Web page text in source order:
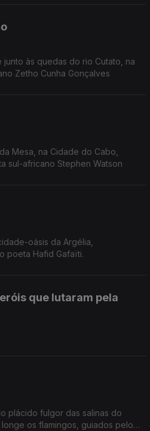
às quedas do rio Cutato, na
Zetho Cunha Gonçalves
Mesa, na Cidade do Cabo,
sul-africano Stephen Watson
oásis da Argélia,
poeta Hafid Gafaïti.
que lutaram pela
plácido fulgor das salinas do
os flamingos, guiados pelos